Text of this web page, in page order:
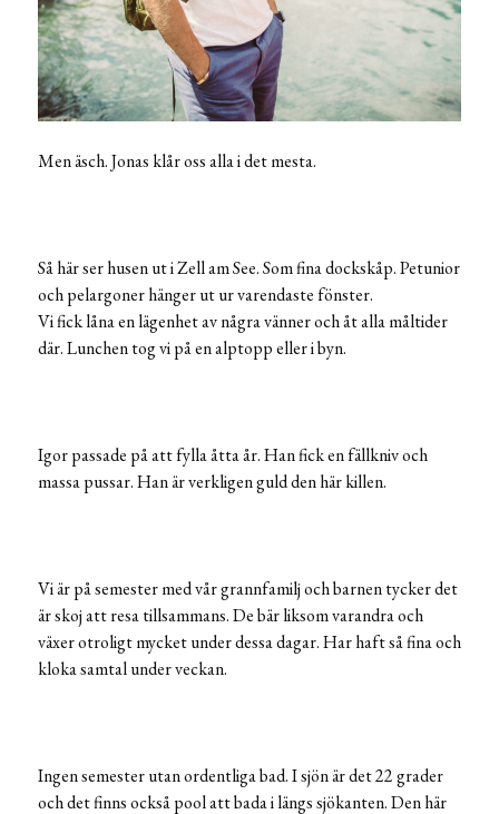
Men äsch. Jonas klår oss alla i det mesta.
Så här ser husen ut i Zell am See. Som fina dockskåp. Petunior
och pelargoner hänger ut ur varendaste fönster.
Vi fick låna en lägenhet av några vänner och åt alla måltider
där. Lunchen tog vi på en alptopp eller i byn.
Igor passade på att fylla åtta år. Han fick en fällkniv och
massa pussar. Han är verkligen guld den här killen.
Vi är på semester med vår grannfamilj och barnen tycker det
är skoj att resa tillsammans. De bär liksom varandra och
växer otroligt mycket under dessa dagar. Har haft så fina och
kloka samtal under veckan.
Ingen semester utan ordentliga bad. I sjön är det 22 grader
och det finns också pool att bada i längs sjökanten. Den här